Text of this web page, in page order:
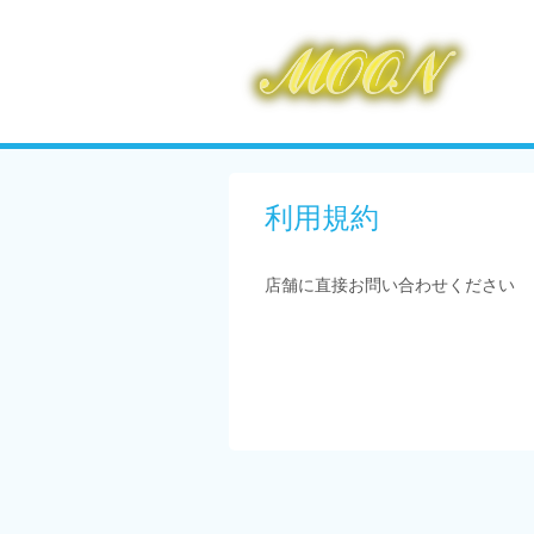
利用規約
店舗に直接お問い合わせください